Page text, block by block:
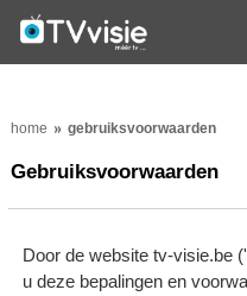
home gebruiksvoorwaarden
Gebruiksvoorwaarden
Door de website tv-visie.be
u deze bepalingen en